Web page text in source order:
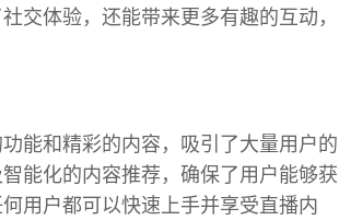
交体验，还能带来更多有趣的互动，
能和精彩的内容，吸引了大量用户的
能化的内容推荐，确保了用户能够获
用户都可以快速上手并享受直播内